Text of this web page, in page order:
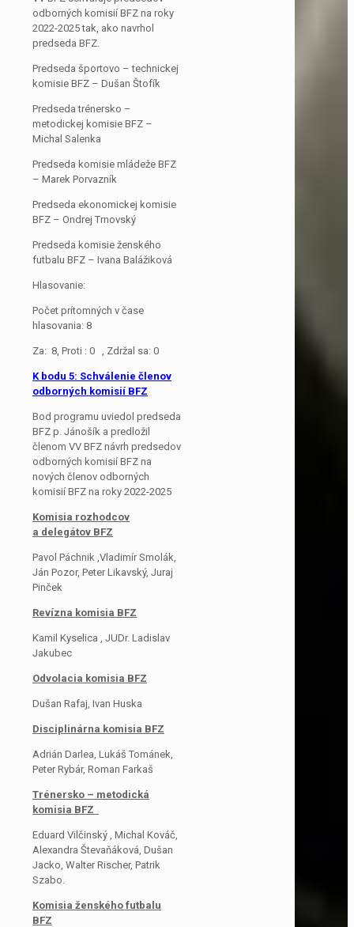
odborných komisií BFZ na roky
2022-2025 tak, ako navrhol
predseda BFZ.
Predseda športovo – technickej
komisie BFZ – Dušan Štofík
Predseda trénersko –
metodickej komisie BFZ –
Michal Salenka
Predseda komisie mládeže BFZ
– Marek Porvazník
Predseda ekonomickej komisie
BFZ – Ondrej Trnovský
Predseda komisie ženského
futbalu BFZ – Ivana Balážiková
Hlasovanie:
Počet prítomných v čase
hlasovania: 8
Za: 8, Proti : 0 , Zdržal sa: 0
K bodu 5: Schválenie členov
odborných komisií BFZ
Bod programu uviedol predseda
BFZ p. Jánošík a predložil
členom VV BFZ návrh predsedov
odborných komisií BFZ na
nových členov odborných
komisií BFZ na roky 2022-2025
Komisia rozhodcov
a delegátov BFZ
Pavol Páchnik ,Vladimír Smolák,
Ján Pozor, Peter Likavský, Juraj
Pinček
Revízna komisia BFZ
Kamil Kyselica , JUDr. Ladislav
Jakubec
Odvolacia komisia BFZ
Dušan Rafaj, Ivan Huska
Disciplinárna komisia BFZ
Adrián Darlea, Lukáš Tománek,
Peter Rybár, Roman Farkaš
Trénersko – metodická
komisia BFZ
Eduard Vilčinský , Michal Kováč,
Alexandra Števaňáková, Dušan
Jacko, Walter Rischer, Patrik
Szabo.
Komisia ženského futbalu
BFZ